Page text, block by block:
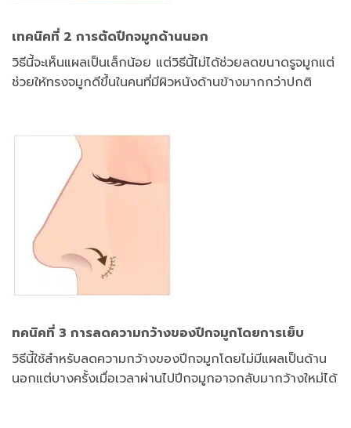
เทคนิคที่ 2 การตัดปีกจมูกด้านนอก
วิธีนี้จะเห็นแผลเป็นเล็กน้อย แต่วิธีนี้ไม่ได้ช่วยลดขนาดรูจมูกแต่
ช่วยให้ทรงจมูกดีขึ้นในคนที่มีผิวหนังด้านข้างมากกว่าปกติ
ทคนิคที่ 3 การลดความกว้างของปีกจมูกโดยการเย็บ
วิธีนี้ใช้สำหรับลดความกว้างของปีกจมูกโดยไม่มีแผลเป็นด้าน
นอกแต่บางครั้งเมื่อเวลาผ่านไปปีกจมูกอาจกลับมากว้างใหม่ได้